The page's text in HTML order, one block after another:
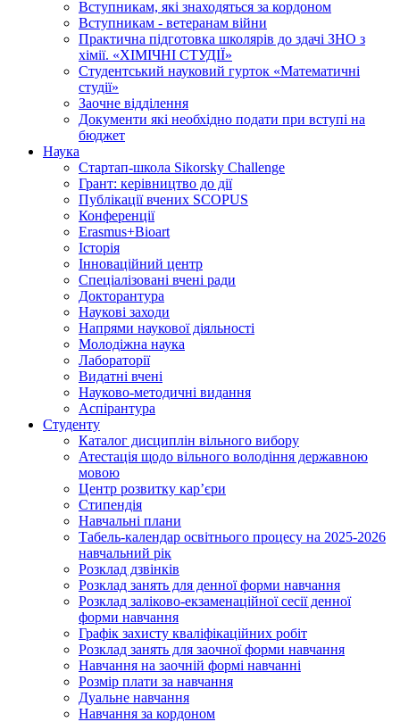
Вступникам, які знаходяться за кордоном
Вступникам - ветеранам війни
Практична підготовка школярів до здачі ЗНО з
хімії. «ХІМІЧНІ СТУДІЇ»
Студентський науковий гурток «Математичні
студії»
Заочне відділення
Документи які необхідно подати при вступі на
бюджет
Наука
Стартап-школа Sikorsky Challenge
Грант: керівництво до дії
Публікації вчених SCOPUS
Конференції
Erasmus+Bioart
Історія
Інноваційний центр
Спеціалізовані вчені ради
Докторантура
Наукові заходи
Напрями наукової діяльності
Молодіжна наука
Лабораторії
Видатні вчені
Науково-методичні видання
Аспірантура
Студенту
Каталог дисциплін вільного вибору
Атестація щодо вільного володіння державною
мовою
Центр розвитку кар’єри
Стипендія
Навчальні плани
Табель-календар освітнього процесу на 2025-2026
навчальний рік
Розклад дзвінків
Розклад занять для денної форми навчання
Розклад заліково-екзаменаційної сесії денної
форми навчання
Графік захисту кваліфікаційних робіт
Розклад занять для заочної форми навчання
Навчання на заочній формі навчанні
Розмір плати за навчання
Дуальне навчання
Навчання за кордоном